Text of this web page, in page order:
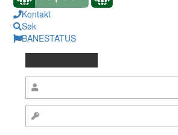
Kontakt
Søk
BANESTATUS